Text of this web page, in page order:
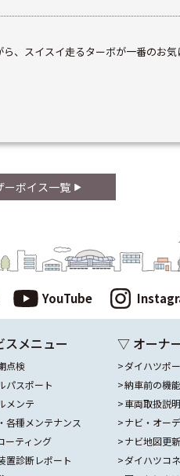
、スイスイ走るターボが一番のお気
ーボイス一覧
YouTube
メニュー
点検
パスポート
メンテ
各種メンテナンス
ーティング
置診断レポート
▽ オーナ
ダイハツポ
納車前の機
車両取扱説
ナビ・オー
ナビ地図更新
ダイハツコ